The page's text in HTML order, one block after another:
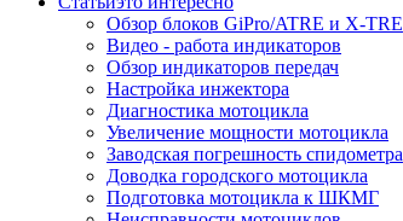
Обзор блоков GiPro/ATRE и X-TRE
Видео - работа индикаторов
Обзор индикаторов передач
Настройка инжектора
Диагноcтика мотоцикла
Увеличение мощности мотоцикла
Заводская погрешность спидометра
Доводка городского мотоцикла
Подготовка мотоцикла к ШКМГ